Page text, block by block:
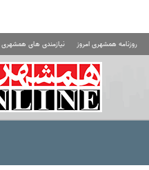
روزنامه همشهری امروز نیازمندی های همشهری